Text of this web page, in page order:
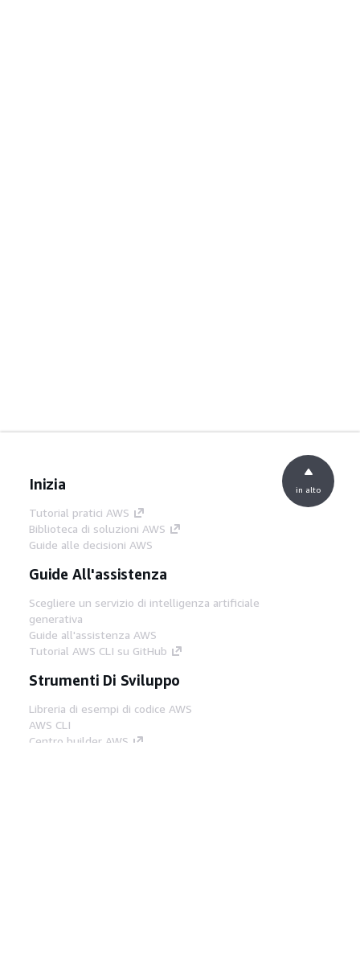
Inizia
Tutorial pratici AWS
Biblioteca di soluzioni AWS
Guide alle decisioni AWS
Guide All'assistenza
Scegliere un servizio di intelligenza artificiale
generativa
Guide all'assistenza AWS
Tutorial AWS CLI su GitHub
Strumenti Di Sviluppo
Libreria di esempi di codice AWS
AWS CLI
Centro builder AWS
in alto